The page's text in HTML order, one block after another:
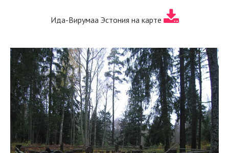
Ида-Вирумаа Эстония на карте